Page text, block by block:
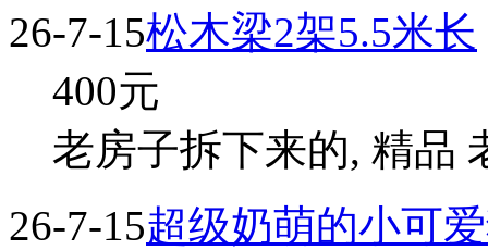
26-7-15松木梁2架5.5米长
400元
老房子拆下来的, 精品
26-7-15超级奶萌的小可